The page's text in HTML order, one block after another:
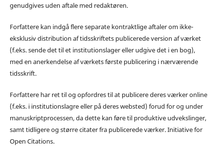
genudgives uden aftale med redaktøren.
Forfattere kan indgå flere separate kontraktlige aftaler om ikke-
eksklusiv distribution af tidsskriftets publicerede version af værket
(f.eks. sende det til et institutionslager eller udgive det i en bog),
med en anerkendelse af værkets første publicering i nærværende
tidsskrift.
Forfattere har ret til og opfordres til at publicere deres værker online
(f.eks. i institutionslagre eller på deres websted) forud for og under
manuskriptprocessen, da dette kan føre til produktive udvekslinger,
samt tidligere og større citater fra publicerede værker. Initiative for
Open Citations.